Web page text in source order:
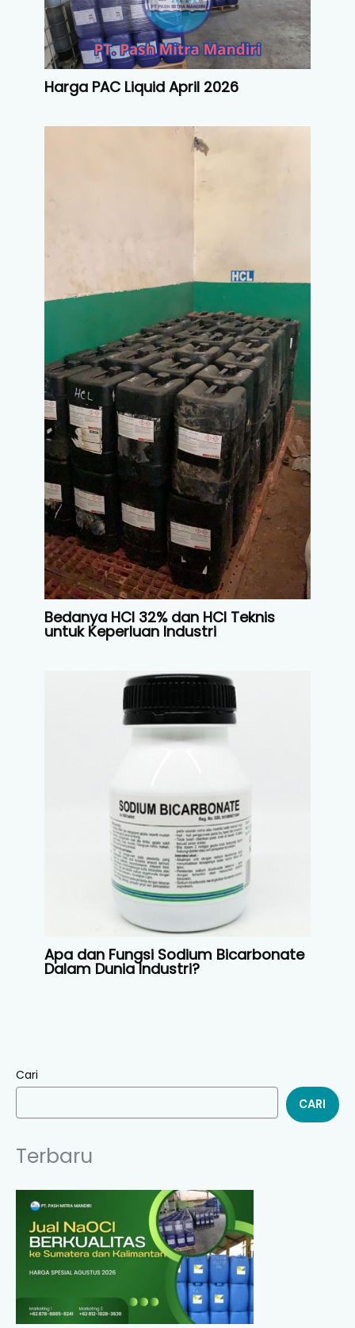
Harga PAC Liquid April 2026
Bedanya HCl 32% dan HCl Teknis
untuk Keperluan Industri
Apa dan Fungsi Sodium Bicarbonate
Dalam Dunia Industri?
Cari
CARI
Terbaru